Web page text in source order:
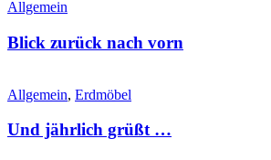
Allgemein
Blick zurück nach vorn
Allgemein, Erdmöbel
Und jährlich grüßt …